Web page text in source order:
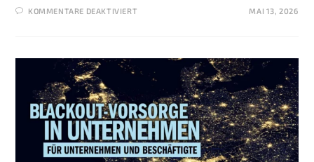
KOMMENTARE DEAKTIVIERT MAI 13, 2026